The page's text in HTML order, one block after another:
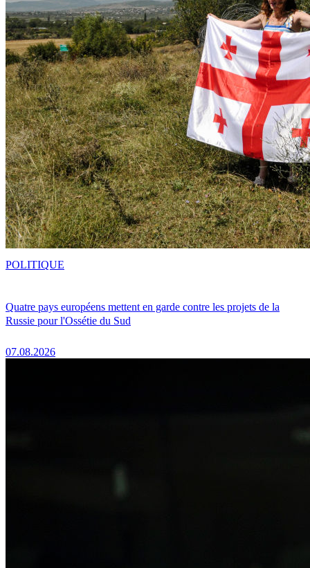
Quatre pays européens mettent en garde contre les projets de la
Russie pour l'Ossétie du Sud
07.08.2026
POLITIQUE